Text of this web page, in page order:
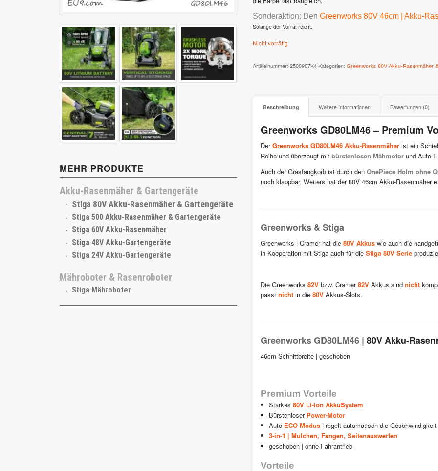
Stiga AutoClip Serie
MEHR PRODUKTE
Akku-Rasenmäher & Gartengeräte
Stiga 80V Akku-Rasenmäher & Gartengeräte
Stiga 500 Akku-Rasenmäher & Gartengeräte
Stiga 60V Akku-Rasenmäher
Stiga 48V Akku-Gartengeräte
Stiga 24V Akku-Gartengeräte
Mähroboter & Rasenroboter
Stiga Mähroboter
Sonderaktion: Den Greenworks 80V 46cm | Akku-
Solange der Vorrat reicht.
Nicht vorrätig
Artikelnummer: 2500907K4 Kategorien: Greenworks 80V Akku-Rasenmäher
Beschreibung Weitere Informationen Bewertungen (0)
Greenworks GD80LM46 – Premium
DerGreenworks GD80LM46 Akku-Rasenmäher ist ein
Reihe und überzeugt mit bürstenlosen Mähmotor und Auto-
Auch der Grasfangkorb ist durch den OnePiece Holm ohne
noch klappbar. Weiters hat der 80V 46cm Akku-Rasenmäher
Greenworks & Stiga
Greenworks | Cramer hat die 80V Akkus wie auch die
in Kooperation mit Stiga auch für die Stiga 80V Serie
Die Greenworks 82V bzw. Cramer82V Akkus sind nicht
passt nicht in die 80V Akkus-Slots.
Greenworks GD80LM46 | 80V Akku-
46cm Schnittbreite | geschoben
Premium Vorteile
Starkes 80V Li-Ion AkkuSystem
Bürstenloser Power-Motor
Auto ECO Modus| regelt automatisch die
3-in-1 | Mulchen, Fangen, Seitenauswerfen
geschoben| ohne Fahrantrieb
Vorteile